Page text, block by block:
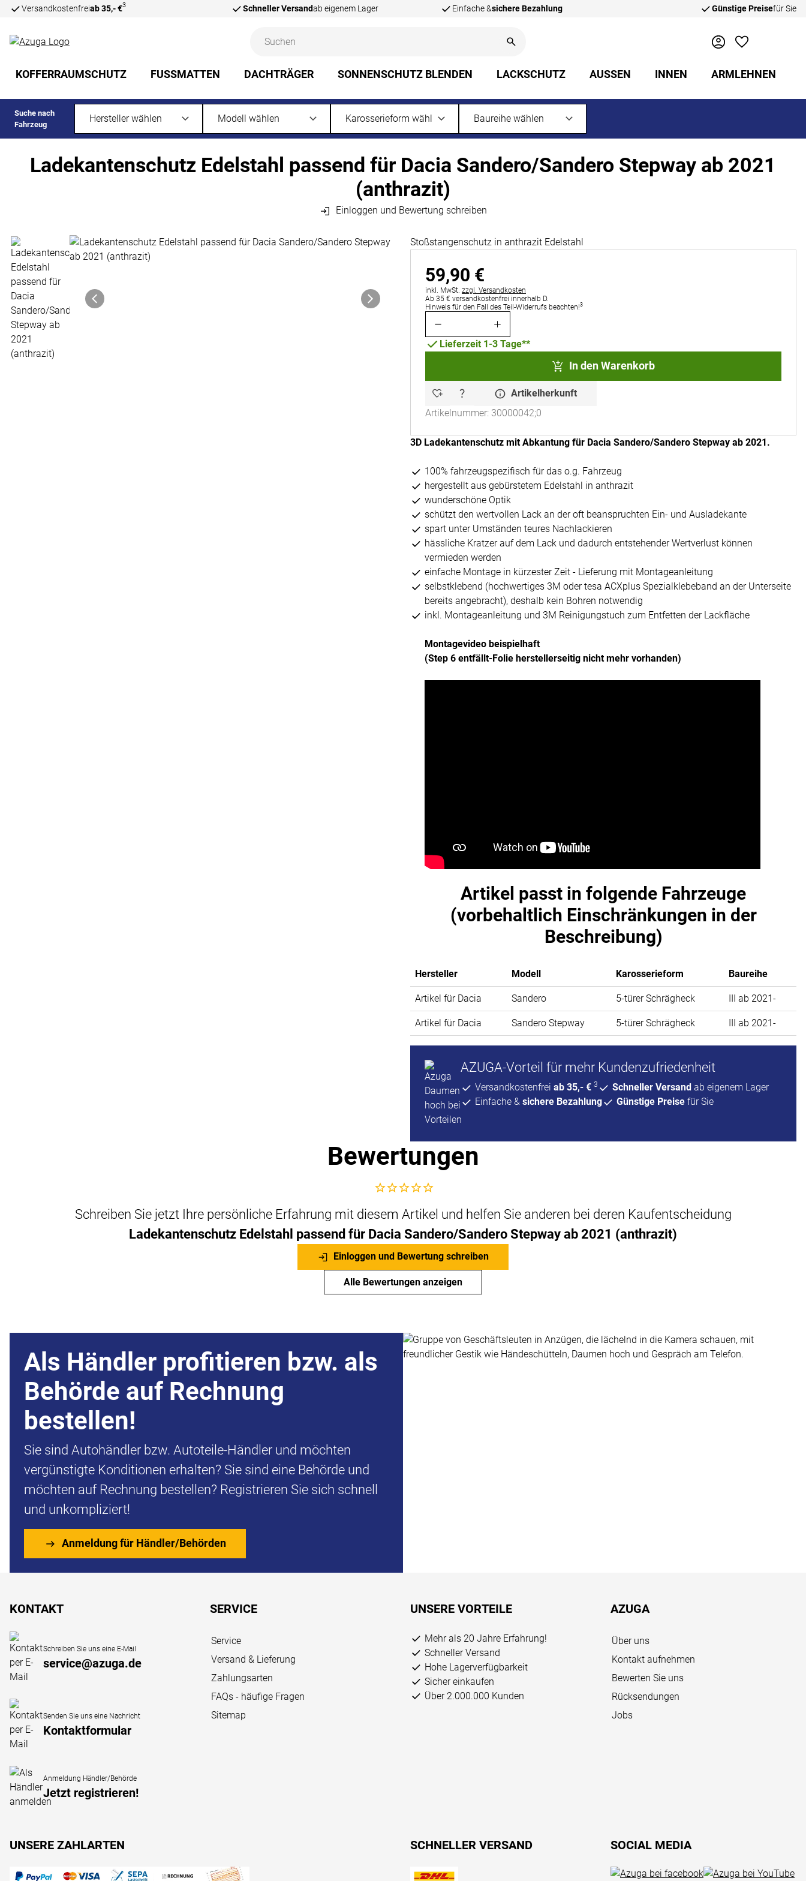
Versandkostenfreiab 35,- €3 Schneller Versandab eigenem Lager Einfache &sichere Bezahlung Günstige Preisefür Sie
KOFFERRAUMSCHUTZ FUSSMATTEN DACHTRÄGER SONNENSCHUTZ BLENDEN LACKSCHUTZ AUSSEN INNEN ARMLEHNEN
Suche nach
Fahrzeug
Ladekantenschutz Edelstahl passend für Dacia Sandero/Sandero Stepway ab 2021
(anthrazit)
Einloggen und Bewertung schreiben
Produktgalerie
Zur Kaufbox springen
Stoßstangenschutz in anthrazit Edelstahl
59,90 €
Steuerhinweis:
inkl. MwSt. zzgl. Versandkosten
Ab 35 € versandkostenfrei innerhalb D.
Hinweis für den Fall des Teil-Widerrufs beachten!3
Lieferzeit 1-3 Tage**
In den Warenkorb
Artikelherkunft
Artikelnummer: 30000042;0
3D Ladekantenschutz mit Abkantung für Dacia Sandero/Sandero Stepway ab 2021.
100% fahrzeugspezifisch für das o.g. Fahrzeug
hergestellt aus gebürstetem Edelstahl in anthrazit
wunderschöne Optik
schützt den wertvollen Lack an der oft beanspruchten Ein- und Ausladekante
spart unter Umständen teures Nachlackieren
hässliche Kratzer auf dem Lack und dadurch entstehender Wertverlust können
vermieden werden
einfache Montage in kürzester Zeit - Lieferung mit Montageanleitung
selbstklebend (hochwertiges 3M oder tesa ACXplus Spezialklebeband an der Unterseite
bereits angebracht), deshalb kein Bohren notwendig
inkl. Montageanleitung und 3M Reinigungstuch zum Entfetten der Lackfläche
Montagevideo beispielhaft
(Step 6 entfällt-Folie herstellerseitig nicht mehr vorhanden)
Artikel passt in folgende Fahrzeuge
(vorbehaltlich Einschränkungen in der
Beschreibung)
Hersteller Modell Karosserieform Baureihe
Artikel für Dacia Sandero 5-türer Schrägheck III ab 2021-
Artikel für Dacia Sandero Stepway 5-türer Schrägheck III ab 2021-
AZUGA-Vorteil für mehr Kundenzufriedenheit
Versandkostenfrei ab 35,- € 3 Schneller Versand ab eigenem Lager
Einfache & sichere Bezahlung Günstige Preise für Sie
Bewertungen
Noch keine Bewertungen abgegeben
Schreiben Sie jetzt Ihre persönliche Erfahrung mit diesem Artikel und helfen Sie anderen bei deren Kaufentscheidung
Ladekantenschutz Edelstahl passend für Dacia Sandero/Sandero Stepway ab 2021 (anthrazit)
Einloggen und Bewertung schreiben
Alle Bewertungen anzeigen
Als Händler profitieren bzw. als
Behörde auf Rechnung
bestellen!
Sie sind Autohändler bzw. Autoteile-Händler und möchten
vergünstigte Konditionen erhalten? Sie sind eine Behörde und
möchten auf Rechnung bestellen? Registrieren Sie sich schnell
und unkompliziert!
Anmeldung für Händler/Behörden
KONTAKT
Schreiben Sie uns eine E-Mail
service@azuga.de
Senden Sie uns eine Nachricht
Kontaktformular
Anmeldung Händler/Behörde
Jetzt registrieren!
SERVICE
Service
Versand & Lieferung
Zahlungsarten
FAQs - häufige Fragen
Sitemap
UNSERE VORTEILE
Mehr als 20 Jahre Erfahrung!
Schneller Versand
Hohe Lagerverfügbarkeit
Sicher einkaufen
Über 2.000.000 Kunden
AZUGA
Über uns
Kontakt aufnehmen
Bewerten Sie uns
Rücksendungen
Jobs
UNSERE ZAHLARTEN SCHNELLER VERSAND SOCIAL MEDIA